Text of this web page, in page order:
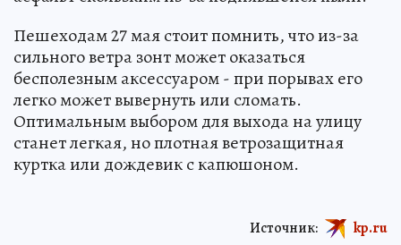
Пешеходам 27 мая стоит помнить, что из-за
сильного ветра зонт может оказаться
бесполезным аксессуаром - при порывах его
легко может вывернуть или сломать.
Оптимальным выбором для выхода на улицу
станет легкая, но плотная ветрозащитная
куртка или дождевик с капюшоном.
Источник: kp.ru